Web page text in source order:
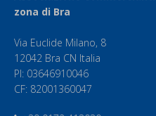
zona di Bra
Via Euclide Milano, 8
12042 Bra CN Italia
PI: 03646910046
CF: 82001360047